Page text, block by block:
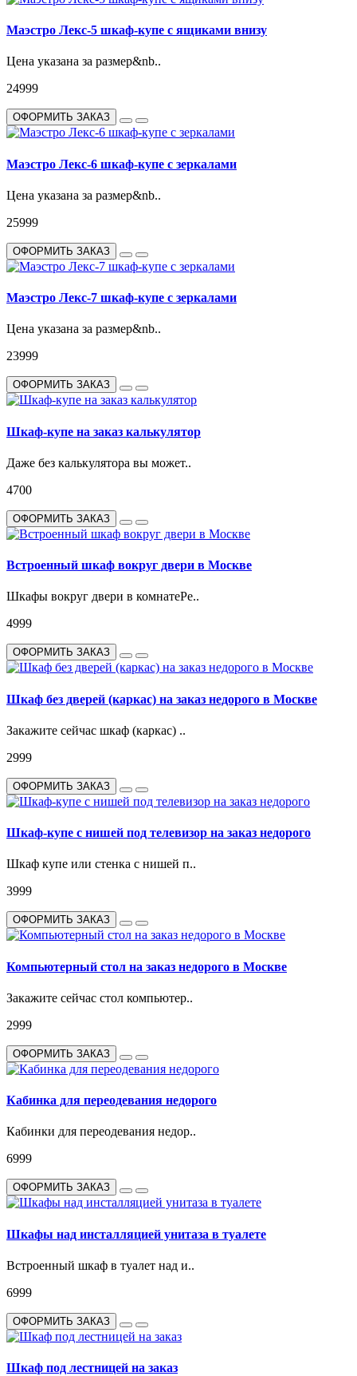
Маэстро Лекс-5 шкаф-купе с ящиками внизу
Цена указана за размер&nb..
24999
ОФОРМИТЬ ЗАКАЗ
Маэстро Лекс-6 шкаф-купе с зеркалами
Цена указана за размер&nb..
25999
ОФОРМИТЬ ЗАКАЗ
Маэстро Лекс-7 шкаф-купе с зеркалами
Цена указана за размер&nb..
23999
ОФОРМИТЬ ЗАКАЗ
Шкаф-купе на заказ калькулятор
Даже без калькулятора вы может..
4700
ОФОРМИТЬ ЗАКАЗ
Встроенный шкаф вокруг двери в Москве
Шкафы вокруг двери в комнатеРе..
4999
ОФОРМИТЬ ЗАКАЗ
Шкаф без дверей (каркас) на заказ недорого в Москве
Закажите сейчас шкаф (каркас) ..
2999
ОФОРМИТЬ ЗАКАЗ
Шкаф-купе с нишей под телевизор на заказ недорого
Шкаф купе или стенка с нишей п..
3999
ОФОРМИТЬ ЗАКАЗ
Компьютерный стол на заказ недорого в Москве
Закажите сейчас стол компьютер..
2999
ОФОРМИТЬ ЗАКАЗ
Кабинка для переодевания недорого
Кабинки для переодевания недор..
6999
ОФОРМИТЬ ЗАКАЗ
Шкафы над инсталляцией унитаза в туалете
Встроенный шкаф в туалет над и..
6999
ОФОРМИТЬ ЗАКАЗ
Шкаф под лестницей на заказ